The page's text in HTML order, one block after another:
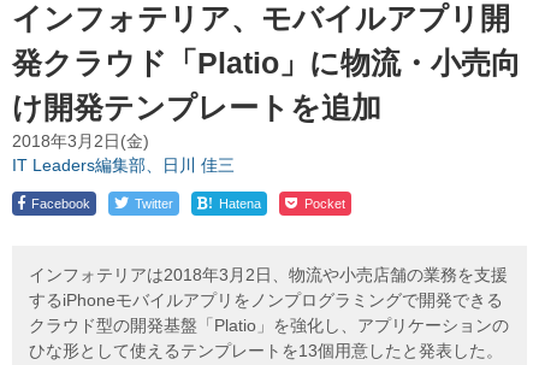
インフォテリア、モバイルアプリ開
発クラウド「Platio」に物流・小売向
け開発テンプレートを追加
2018年3月2日(金)
IT Leaders編集部、日川 佳三
Facebook Twitter ! Hatena Pocket
インフォテリアは2018年3月2日、物流や小売店舗の業務を支援
するiPhoneモバイルアプリをノンプログラミングで開発できる
クラウド型の開発基盤「Platio」を強化し、アプリケーションの
ひな形として使えるテンプレートを13個用意したと発表した。